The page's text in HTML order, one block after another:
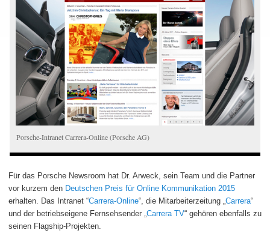
Porsche-Intranet Carrera-Online (Porsche AG)
Für das Porsche Newsroom hat Dr. Arweck, sein Team und die Partner
vor kurzem den Deutschen Preis für Online Kommunikation 2015
erhalten. Das Intranet “Carrera-Online“, die Mitarbeiterzeitung „ Carrera“
und der betriebseigene Fernsehsender „ Carrera TV“ gehören ebenfalls zu
seinen Flagship-Projekten.